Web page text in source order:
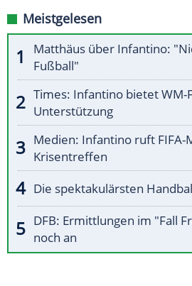
Meistgelesen
Matthäus über Infantino:
Fußball"
Times: Infantino bietet WM-
Unterstützung
Medien: Infantino ruft FIFA-
Krisentreffen
Die spektakulärsten
DFB: Ermittlungen im "Fall
noch an